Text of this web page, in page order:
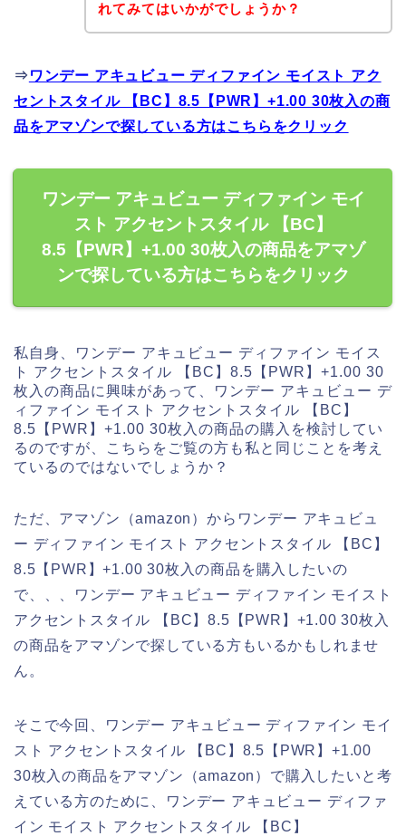
れてみてはいかがでしょうか？
⇒ ワンデー アキュビュー ディファイン モイスト アク
セントスタイル 【BC】8.5【PWR】+1.00 30枚入の商
品をアマゾンで探している方はこちらをクリック
ワンデー アキュビュー ディファイン モイ
スト アクセントスタイル 【BC】
8.5【PWR】+1.00 30枚入の商品をアマゾ
ンで探している方はこちらをクリック
私自身、ワンデー アキュビュー ディファイン モイス
ト アクセントスタイル 【BC】8.5【PWR】+1.00 30
枚入の商品に興味があって、ワンデー アキュビュー デ
ィファイン モイスト アクセントスタイル 【BC】
8.5【PWR】+1.00 30枚入の商品の購入を検討してい
るのですが、こちらをご覧の方も私と同じことを考え
ているのではないでしょうか？
ただ、アマゾン（amazon）からワンデー アキュビュ
ー ディファイン モイスト アクセントスタイル 【BC】
8.5【PWR】+1.00 30枚入の商品を購入したいの
で、、、ワンデー アキュビュー ディファイン モイスト
アクセントスタイル 【BC】8.5【PWR】+1.00 30枚入
の商品をアマゾンで探している方もいるかもしれませ
ん。
そこで今回、ワンデー アキュビュー ディファイン モイ
スト アクセントスタイル 【BC】8.5【PWR】+1.00
30枚入の商品をアマゾン（amazon）で購入したいと考
えている方のために、ワンデー アキュビュー ディファ
イン モイスト アクセントスタイル 【BC】